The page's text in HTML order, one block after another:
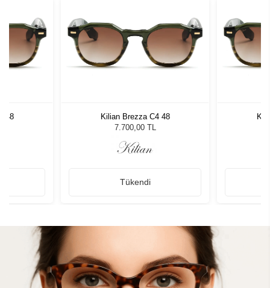
48
Kilian Brezza C4 48
7.700,00 TL
Tükendi